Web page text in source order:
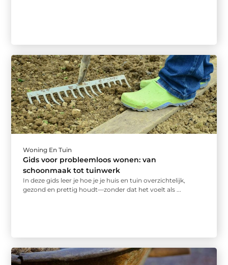
Woning En Tuin
Gids voor probleemloos wonen: van
schoonmaak tot tuinwerk
In deze gids leer je hoe je je huis en tuin overzichtelijk,
gezond en prettig houdt—zonder dat het voelt als ...